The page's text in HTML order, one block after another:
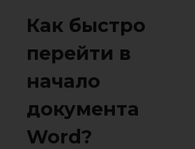
Как быстро
перейти в
начало
документа
Word?